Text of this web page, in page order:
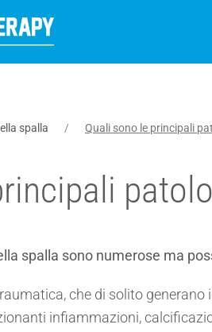
spalla Quali sono le principali
spalla sono numerose ma
che di solito generano
infiammazioni,